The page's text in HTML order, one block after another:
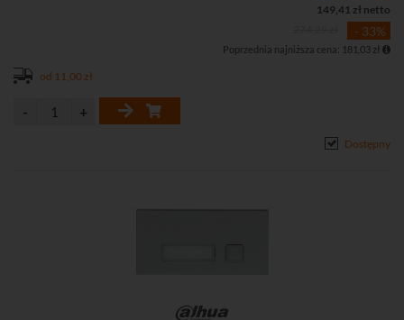
149,41 zł netto
- 33%
Poprzednia najniższa cena: 181,03 zł
od 11,00 zł
Dostępny